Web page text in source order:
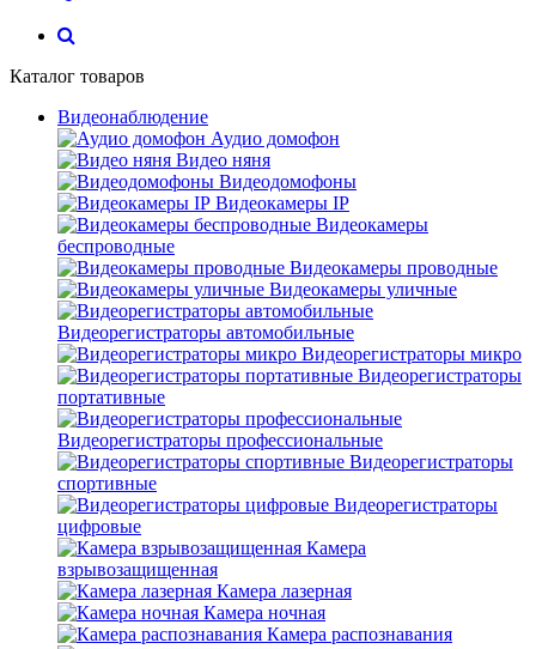
Каталог товаров
Видеонаблюдение
Аудио домофон
Видео няня
Видеодомофоны
Видеокамеры IP
Видеокамеры
беспроводные
Видеокамеры проводные
Видеокамеры уличные
Видеорегистраторы автомобильные
Видеорегистраторы микро
Видеорегистраторы
портативные
Видеорегистраторы профессиональные
Видеорегистраторы
спортивные
Видеорегистраторы
цифровые
Камера
взрывозащищенная
Камера лазерная
Камера ночная
Камера распознавания